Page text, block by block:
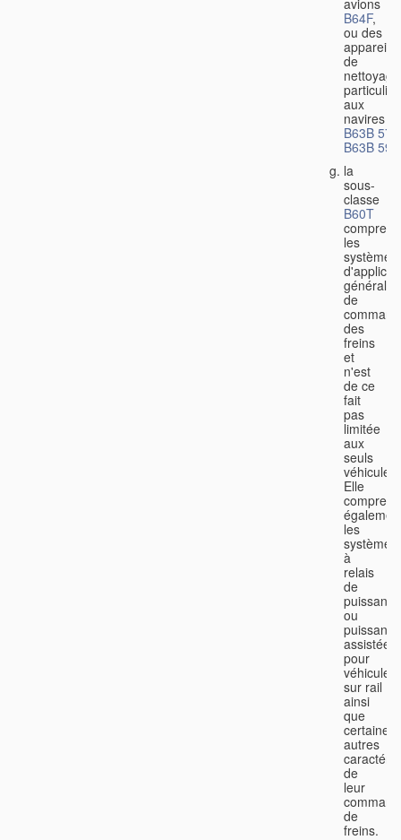
B64F,
ou des
appareils
de
nettoyage
aux
navires
B63B 57/
B63B 59/
la
sous-
classe
B60T
comprend
les
systèmes
générale
de
des
freins
et
n'est
de ce
fait
pas
limitée
aux
seuls
véhicules.
Elle
comprend
les
systèmes
à
relais
de
puissance
ou
puissance
assistée
pour
véhicules
sur rail
ainsi
que
certaines
autres
de
leur
de
freins.